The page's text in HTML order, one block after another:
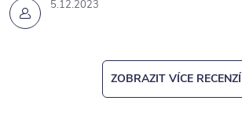
5.12.2023
ZOBRAZIT VÍCE RECENZÍ